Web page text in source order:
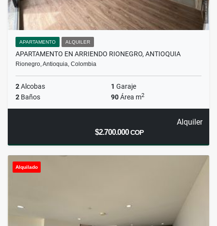
APARTAMENTO ALQUILER
APARTAMENTO EN ARRIENDO RIONEGRO, ANTIOQUIA
Rionegro, Antioquia, Colombia
2Alcobas 1 Garaje
2 Baños 90Área m2
Alquiler
$2.700.000COP
Alquilado